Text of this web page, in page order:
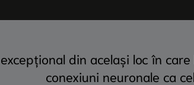
din același loc în
conexiuni neuronale ca